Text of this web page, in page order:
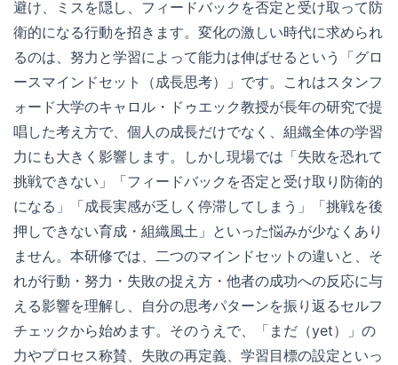
避け、ミスを隠し、フィードバックを否定と受け取って防
衛的になる行動を招きます。変化の激しい時代に求められ
るのは、努力と学習によって能力は伸ばせるという「グロ
ースマインドセット（成長思考）」です。これはスタンフ
ォード大学のキャロル・ドゥエック教授が長年の研究で提
唱した考え方で、個人の成長だけでなく、組織全体の学習
力にも大きく影響します。しかし現場では「失敗を恐れて
挑戦できない」「フィードバックを否定と受け取り防衛的
になる」「成長実感が乏しく停滞してしまう」「挑戦を後
押しできない育成・組織風土」といった悩みが少なくあり
ません。本研修では、二つのマインドセットの違いと、そ
れが行動・努力・失敗の捉え方・他者の成功への反応に与
える影響を理解し、自分の思考パターンを振り返るセルフ
チェックから始めます。そのうえで、「まだ（yet）」の
力やプロセス称賛、失敗の再定義、学習目標の設定といっ